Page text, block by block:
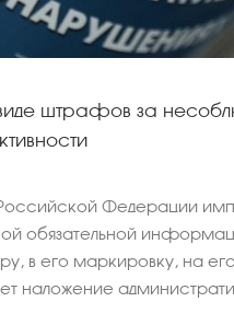
штрафов за
Российской Федерации
обязательной
в его маркировку, на
наложение